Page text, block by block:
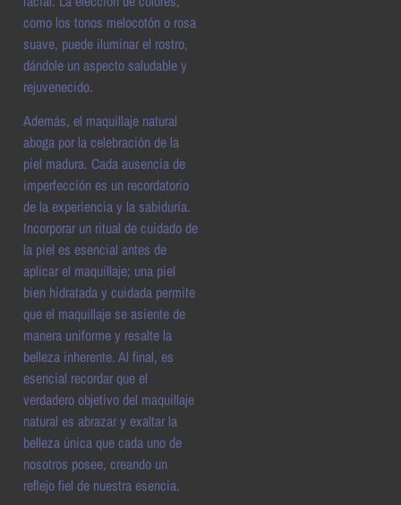
como los tonos melocotón o rosa
suave, puede iluminar el rostro,
dándole un aspecto saludable y
rejuvenecido.
Además, el maquillaje natural
aboga por la celebración de la
piel madura. Cada ausencia de
imperfección es un recordatorio
de la experiencia y la sabiduría.
Incorporar un ritual de cuidado de
la piel es esencial antes de
aplicar el maquillaje; una piel
bien hidratada y cuidada permite
que el maquillaje se asiente de
manera uniforme y resalte la
belleza inherente. Al final, es
esencial recordar que el
verdadero objetivo del maquillaje
natural es abrazar y exaltar la
belleza única que cada uno de
nosotros posee, creando un
reflejo fiel de nuestra esencia.